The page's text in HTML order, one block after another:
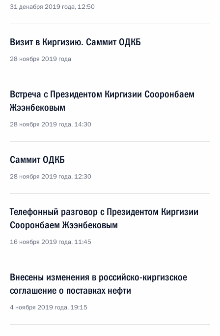
31 декабря 2019 года, 12:50
Визит в Киргизию. Саммит ОДКБ
28 ноября 2019 года
Встреча с Президентом Киргизии Сооронбаем
Жээнбековым
28 ноября 2019 года, 14:30
Саммит ОДКБ
28 ноября 2019 года, 12:30
Телефонный разговор с Президентом Киргизии
Сооронбаем Жээнбековым
16 ноября 2019 года, 11:45
Внесены изменения в российско-киргизское
соглашение о поставках нефти
4 ноября 2019 года, 19:15